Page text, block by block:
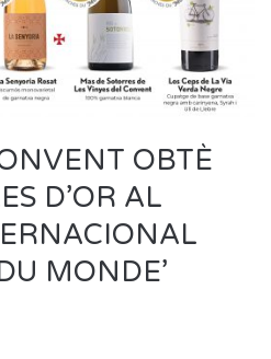
OBTÈ
D’OR AL
MONDE’